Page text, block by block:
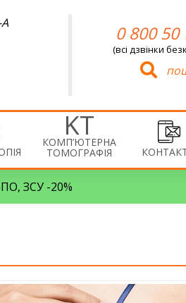
0 800 50
(всі дзвінки
КОМП’ЮТЕРНА
ТОМОГРАФІЯ
ЗСУ -20%